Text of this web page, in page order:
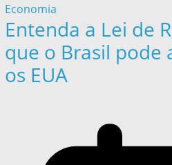
Economia
Entenda a Lei de
que o Brasil pode
os EUA